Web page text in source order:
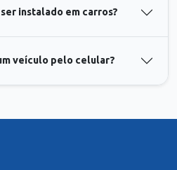
instalado em carros?
veículo pelo celular?